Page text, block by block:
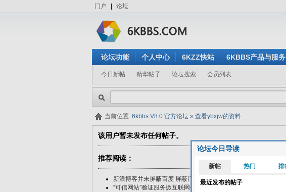
门户 论坛
论坛功能 个人中心 6KZZ快站 6KBBS产品与服务
今日新帖 精华帖子 论坛搜索 会员列表
论坛今日导读
当前位置: 6kbbs V8.0 官方论坛 » 查看ybxjw的资料
该用户暂未发布任何帖子。
推荐阅读：
新浪博客并未屏蔽百度 屏蔽门纯属误解
“可信网站”验证服务掀互联网信任普及热潮